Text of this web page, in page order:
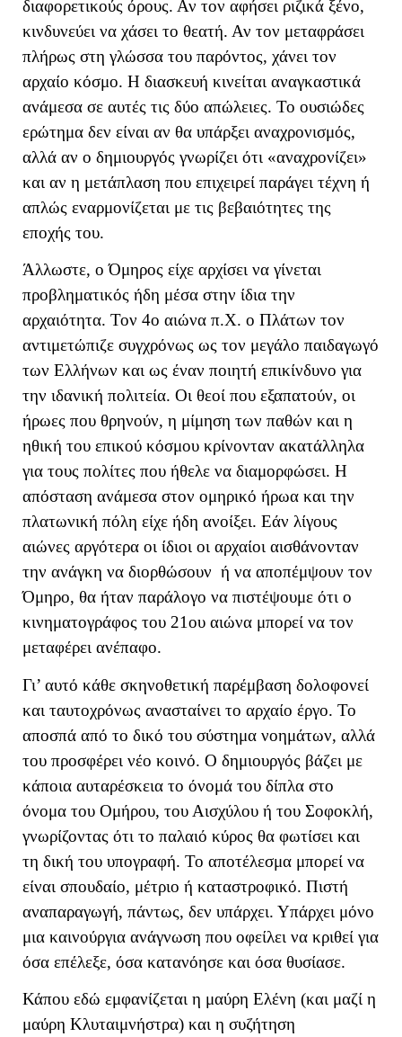
διαφορετικούς όρους. Αν τον αφήσει ριζικά ξένο,
κινδυνεύει να χάσει το θεατή. Αν τον μεταφράσει
πλήρως στη γλώσσα του παρόντος, χάνει τον
αρχαίο κόσμο. Η διασκευή κινείται αναγκαστικά
ανάμεσα σε αυτές τις δύο απώλειες. Το ουσιώδες
ερώτημα δεν είναι αν θα υπάρξει αναχρονισμός,
αλλά αν ο δημιουργός γνωρίζει ότι «αναχρονίζει»
και αν η μετάπλαση που επιχειρεί παράγει τέχνη ή
απλώς εναρμονίζεται με τις βεβαιότητες της
εποχής του.
Άλλωστε, ο Όμηρος είχε αρχίσει να γίνεται
προβληματικός ήδη μέσα στην ίδια την
αρχαιότητα. Τον 4ο αιώνα π.Χ. ο Πλάτων τον
αντιμετώπιζε συγχρόνως ως τον μεγάλο παιδαγωγό
των Ελλήνων και ως έναν ποιητή επικίνδυνο για
την ιδανική πολιτεία. Οι θεοί που εξαπατούν, οι
ήρωες που θρηνούν, η μίμηση των παθών και η
ηθική του επικού κόσμου κρίνονταν ακατάλληλα
για τους πολίτες που ήθελε να διαμορφώσει. Η
απόσταση ανάμεσα στον ομηρικό ήρωα και την
πλατωνική πόλη είχε ήδη ανοίξει. Εάν λίγους
αιώνες αργότερα οι ίδιοι οι αρχαίοι αισθάνονταν
την ανάγκη να διορθώσουν ή να αποπέμψουν τον
Όμηρο, θα ήταν παράλογο να πιστέψουμε ότι ο
κινηματογράφος του 21ου αιώνα μπορεί να τον
μεταφέρει ανέπαφο.
Γι’ αυτό κάθε σκηνοθετική παρέμβαση δολοφονεί
και ταυτοχρόνως ανασταίνει το αρχαίο έργο. Το
αποσπά από το δικό του σύστημα νοημάτων, αλλά
του προσφέρει νέο κοινό. Ο δημιουργός βάζει με
κάποια αυταρέσκεια το όνομά του δίπλα στο
όνομα του Ομήρου, του Αισχύλου ή του Σοφοκλή,
γνωρίζοντας ότι το παλαιό κύρος θα φωτίσει και
τη δική του υπογραφή. Το αποτέλεσμα μπορεί να
είναι σπουδαίο, μέτριο ή καταστροφικό. Πιστή
αναπαραγωγή, πάντως, δεν υπάρχει. Υπάρχει μόνο
μια καινούργια ανάγνωση που οφείλει να κριθεί για
όσα επέλεξε, όσα κατανόησε και όσα θυσίασε.
Κάπου εδώ εμφανίζεται η μαύρη Ελένη (και μαζί η
μαύρη Κλυταιμνήστρα) και η συζήτηση